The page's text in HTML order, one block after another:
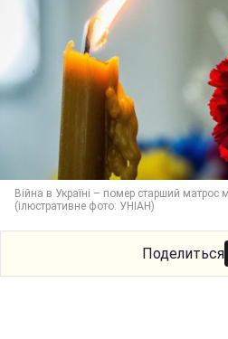
Війна в Україні – помер старший матрос
(ілюстративне фото: УНІАН)
Поделиться